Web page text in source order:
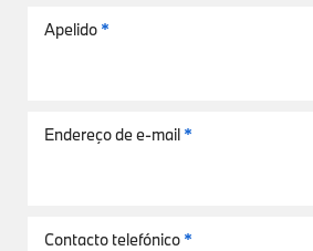
Apelido *
Endereço de e-mail *
Contacto telefónico *